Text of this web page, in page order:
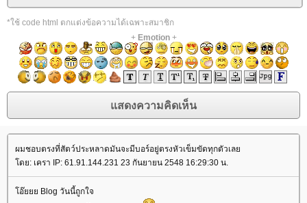
*ใช้ code html ตกแต่งข้อความได้เฉพาะสมาชิก
+ Emotion+
ผมชอบตรงที่สัตว์ประหลาดมันจะมีบอร์อยู่ตรงหัวเข็มขัดทุกตัวเล
ดย: เครา IP: 61.91.144.231 23 กันยายน 2548 16:29:30 น.
อ๊ยยย Blog วันนี้ถูกใจ